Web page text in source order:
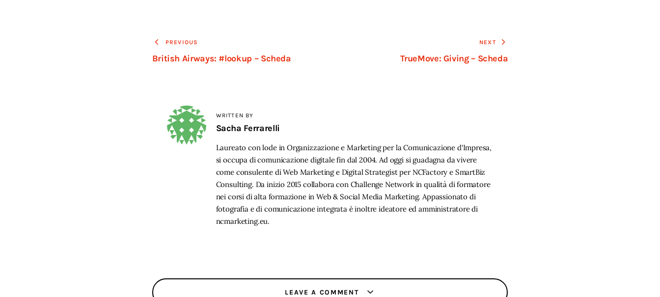
Navigazione
articoli
PREVIOUS
British Airways: #lookup – Scheda
NEXT
TrueMove: Giving – Scheda
WRITTEN BY
Sacha Ferrarelli
Laureato con lode in Organizzazione e Marketing per la Comunicazione d'Impresa,
si occupa di comunicazione digitale fin dal 2004. Ad oggi si guadagna da vivere
come consulente di Web Marketing e Digital Strategist per NCFactory e SmartBiz
Consulting. Da inizio 2015 collabora con Challenge Network in qualità di formatore
nei corsi di alta formazione in Web & Social Media Marketing. Appassionato di
fotografia e di comunicazione integrata è inoltre ideatore ed amministratore di
ncmarketing.eu.
LEAVE A COMMENT